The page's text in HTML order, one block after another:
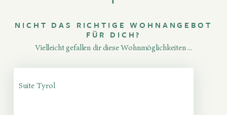
NICHT DAS RICHTIGE WOHNANGEBOT
FÜR DICH?
Vielleicht gefallen dir diese Wohnmöglichkeiten ...
Suite Tyrol